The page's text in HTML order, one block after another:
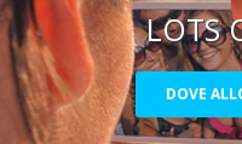
LOTS
DOVE